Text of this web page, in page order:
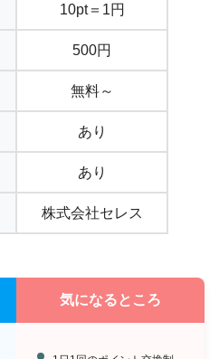
10pt＝1円
500円
無料～
あり
あり
株式会社セレス
気になるところ